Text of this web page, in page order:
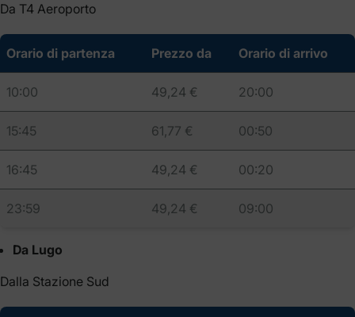
Da T4 Aeroporto
Orario di partenza Prezzo da Orario di arrivo
10:00 49,24 € 20:00
15:45 61,77 € 00:50
16:45 49,24 € 00:20
23:59 49,24 € 09:00
Da Lugo
Dalla Stazione Sud